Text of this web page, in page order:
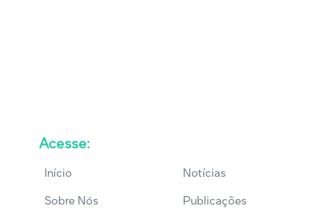
Acesse:
Início
Sobre Nós
Notícias
Publicações